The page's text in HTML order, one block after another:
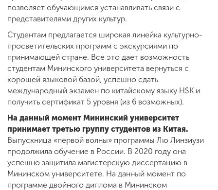
позволяет обучающимся устанавливать связи с
представителями других культур.
Студентам предлагается широкая линейка культурно-
просветительских программ с экскурсиями по
принимающей стране. Все это дает возможность
студентам Мининского университета вернуться с
хорошей языковой базой, успешно сдать
международный экзамен по китайскому языку HSK и
получить сертификат 5 уровня (из 6 возможных).
На данный момент Мининский университет
принимает третью группу студентов из Китая.
Выпускница «первой волны» программы Лю Линзиузи
продолжила обучение в России. В 2020 году она
успешно защитила магистерскую диссертацию в
Мининском университете. На данный момент по
программе двойного диплома в Мининском